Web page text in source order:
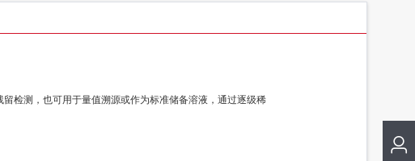
检测，也可用于量值溯源或作为标准储备溶液，通过逐级稀